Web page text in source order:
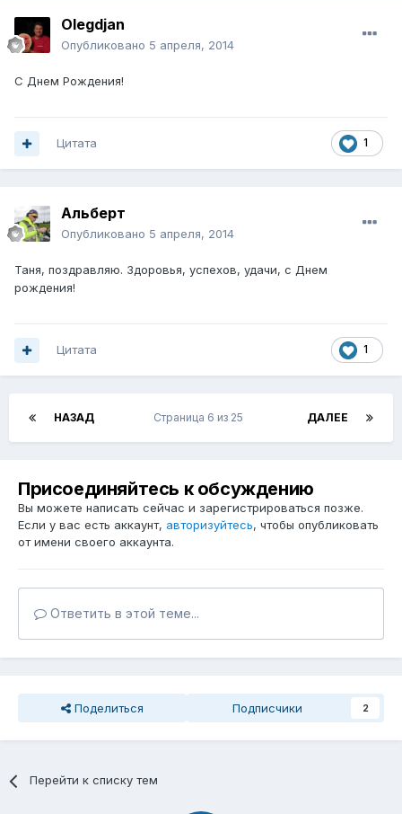
Olegdjan
Опубликовано 5 апреля, 2014
C Днем Рождения!
1
Цитата
Альберт
Опубликовано 5 апреля, 2014
Таня, поздравляю. Здоровья, успехов, удачи, с Днем
рождения!
1
Цитата
НАЗАД ДАЛЕЕ
Страница 6 из 25
Присоединяйтесь к обсуждению
Вы можете написать сейчас и зарегистрироваться позже.
Если у вас есть аккаунт, авторизуйтесь, чтобы опубликовать
от имени своего аккаунта.
Ответить в этой теме...
Поделиться Подписчики 2
Перейти к списку тем